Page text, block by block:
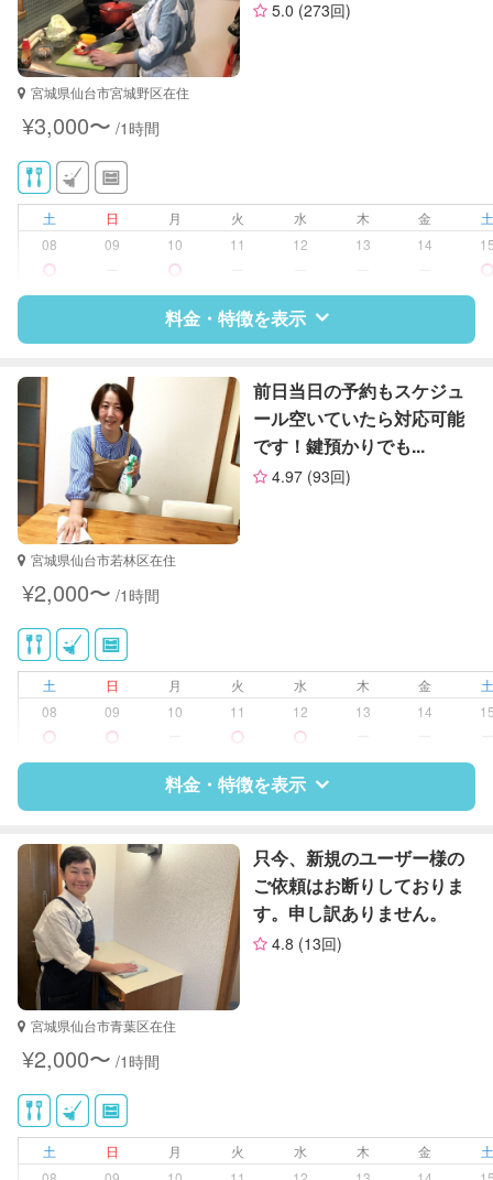
資格
調理師
食育インストラクター1級
5.0 (273回)
宮城県仙台市宮城野区在住
¥3,000〜 /1時間
土 日 月 火 水 木 金
08
09 10 11 12 13 14
料金・特徴を表示
特徴 料金 レビュー
サポートの特徴
資格 なし
対応可能/特徴
家庭料理
前日当日の予約もスケジュ
ール空いていたら対応可能
です！鍵預かりでも...
4.97 (93回)
宮城県仙台市若林区在住
¥2,000〜 /1時間
土 日 月 火 水 木 金
08
09 10 11 12 13 14
料金・特徴を表示
特徴 料金 レビュー
サポートの特徴
資格 なし
対応可能/特徴
掃除（洗面所、お風呂場、お手洗
ゴミの分別/ゴミ出し
近隣買い物
只今、新規のユーザー様の
ご依頼はお断りしておりま
す。申し訳ありません。
4.8 (13回)
宮城県仙台市青葉区在住
¥2,000〜 /1時間
土 日 月 火 水 木 金